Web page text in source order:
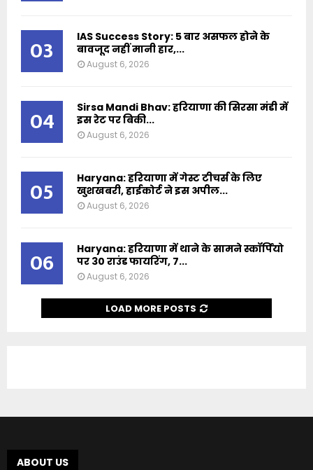
03
IAS Success Story: 5 बार असफल होने के
बावजूद नहीं मानी हार,...
August 6, 2026
04
Sirsa Mandi Bhav: हरियाणा की सिरसा मंडी में
इस रेट पर बिकी...
August 6, 2026
05
Haryana: हरियाणा में गेस्ट टीचर्स के लिए
खुशखबरी, हाईकोर्ट ने इस अपील...
August 6, 2026
06
Haryana: हरियाणा में थाने के सामने स्कॉर्पियो
पर 30 राउंड फायरिंग, 7...
August 6, 2026
LOAD MORE POSTS
ABOUT US